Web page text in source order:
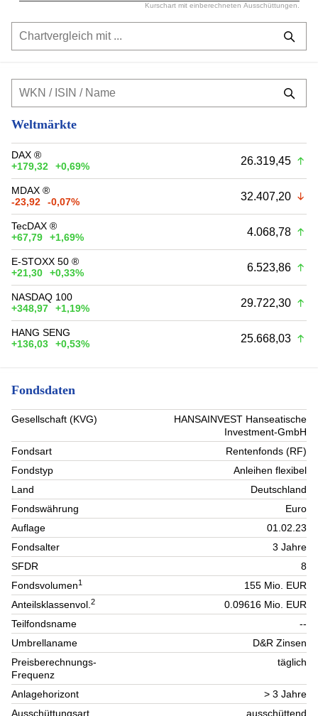
Kurschart mit einberechneten Ausschüttungen.
Weltmärkte
DAX ®
+179,32
+0,69% 26.319,45
MDAX ®
-23,92
-0,07% 32.407,20
TecDAX ®
+67,79
+1,69% 4.068,78
E-STOXX 50 ®
+21,30
+0,33% 6.523,86
NASDAQ 100
+348,97
+1,19% 29.722,30
HANG SENG
+136,03
+0,53% 25.668,03
Fondsdaten
Gesellschaft (KVG)
HANSAINVEST Hanseatische
Investment-GmbH
Fondsart
Rentenfonds (RF)
Fondstyp
Anleihen flexibel
Land
Deutschland
Fondswährung
Euro
Auflage
01.02.23
Fondsalter
3 Jahre
SFDR
8
Fondsvolumen1
155 Mio. EUR
Anteilsklassenvol.2
0.09616 Mio. EUR
Teilfondsname
--
Umbrellaname
D&R Zinsen
Preisberechnungs-
Frequenz
täglich
Anlagehorizont
> 3 Jahre
Ausschüttungsart
ausschüttend